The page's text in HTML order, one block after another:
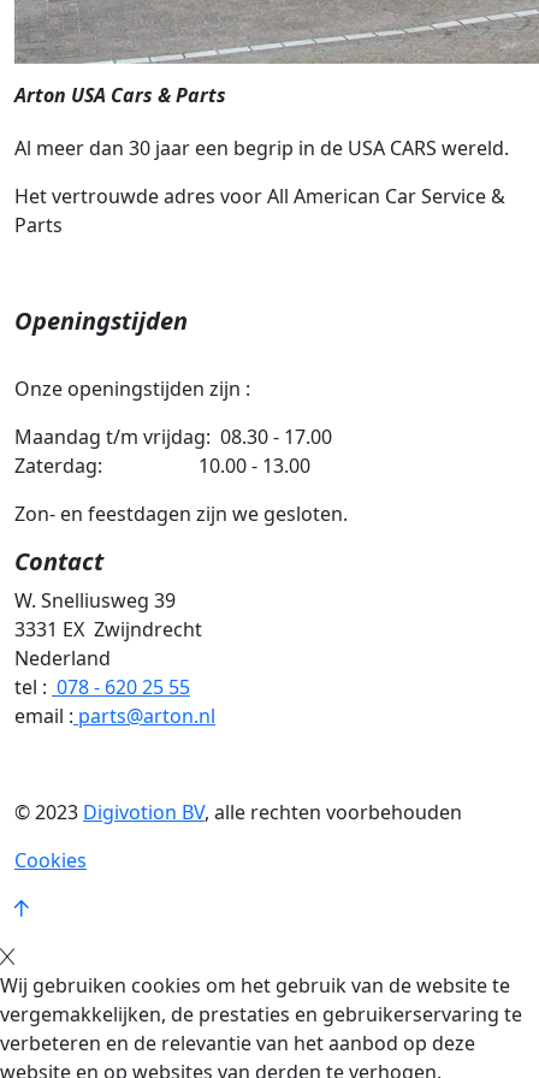
Arton USA Cars & Parts
Al meer dan 30 jaar een begrip in de USA CARS wereld.
Het vertrouwde adres voor All American Car Service &
Parts
Openingstijden
Onze openingstijden zijn :
Maandag t/m vrijdag: 08.30 - 17.00
Zaterdag: 10.00 - 13.00
Zon- en feestdagen zijn we gesloten.
Contact
W. Snelliusweg 39
3331 EX Zwijndrecht
Nederland
tel : 078 - 620 25 55
email : parts@arton.nl
© 2023 Digivotion BV, alle rechten voorbehouden
Cookies
Wij gebruiken cookies om het gebruik van de website te
vergemakkelijken, de prestaties en gebruikerservaring te
verbeteren en de relevantie van het aanbod op deze
website en op websites van derden te verhogen.